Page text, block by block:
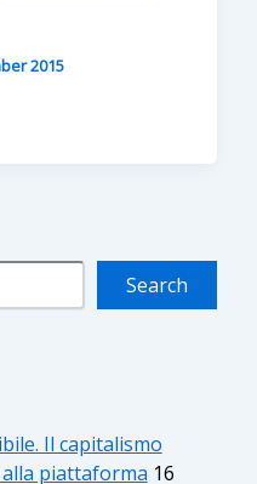
2015
Search
Il capitalismo
piattaforma 16